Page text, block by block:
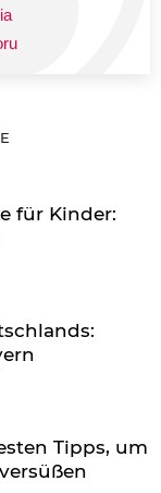
für Kinder:
Tipps, um